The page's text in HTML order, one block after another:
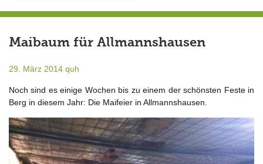
Maibaum für Allmannshausen
29. März 2014 quh
Noch sind es einige Wochen bis zu einem der schönsten Feste in
Berg in diesem Jahr: Die Maifeier in Allmannshausen.